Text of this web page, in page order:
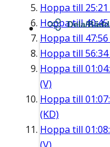
Hoppa till 25:21
Hoppa till40:45
Hoppa till 47:56
Hoppa till 56:34
Hoppa till
(V)
Hoppa till
(KD)
Hoppa till
Dela/